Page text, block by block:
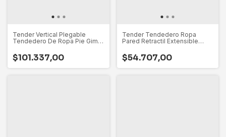
Tender Vertical Plegable
Tendedero De Ropa Pie Gimi
$101.337,00
Tender Tendedero Ropa
Pared Retractil Extensible
$54.707,00